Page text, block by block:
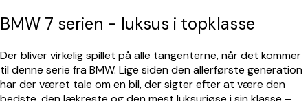
BMW 7 serien - luksus i topklasse
Der bliver virkelig spillet på alle tangenterne, når det kommer
til denne serie fra BMW. Lige siden den allerførste generation
har der været tale om en bil, der sigter efter at være den